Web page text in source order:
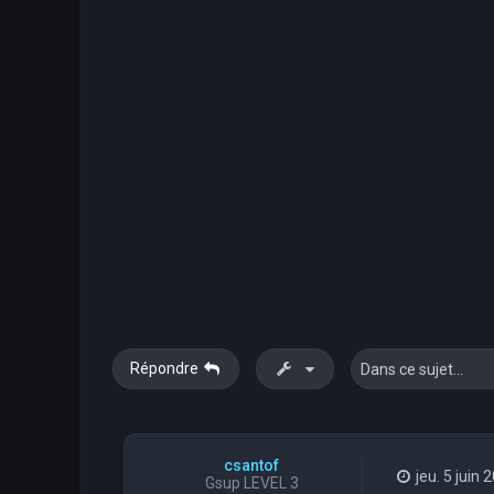
Répondre
csantof
Gsup LEVEL 3
jeu. 5 juin